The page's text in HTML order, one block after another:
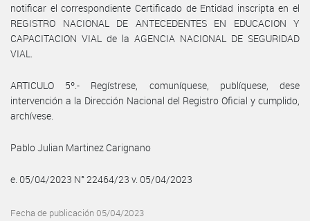
notificar el correspondiente Certificado de Entidad inscripta en el
REGISTRO NACIONAL DE ANTECEDENTES EN EDUCACION Y
CAPACITACION VIAL de la AGENCIA NACIONAL DE SEGURIDAD
VIAL.
ARTICULO 5º.- Regístrese, comuníquese, publíquese, dese
intervención a la Dirección Nacional del Registro Oficial y cumplido,
archívese.
Pablo Julian Martinez Carignano
e. 05/04/2023 N° 22464/23 v. 05/04/2023
Fecha de publicación 05/04/2023